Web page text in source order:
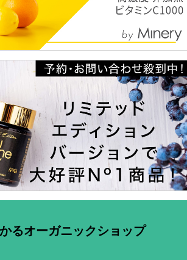
るオーガニックショップ